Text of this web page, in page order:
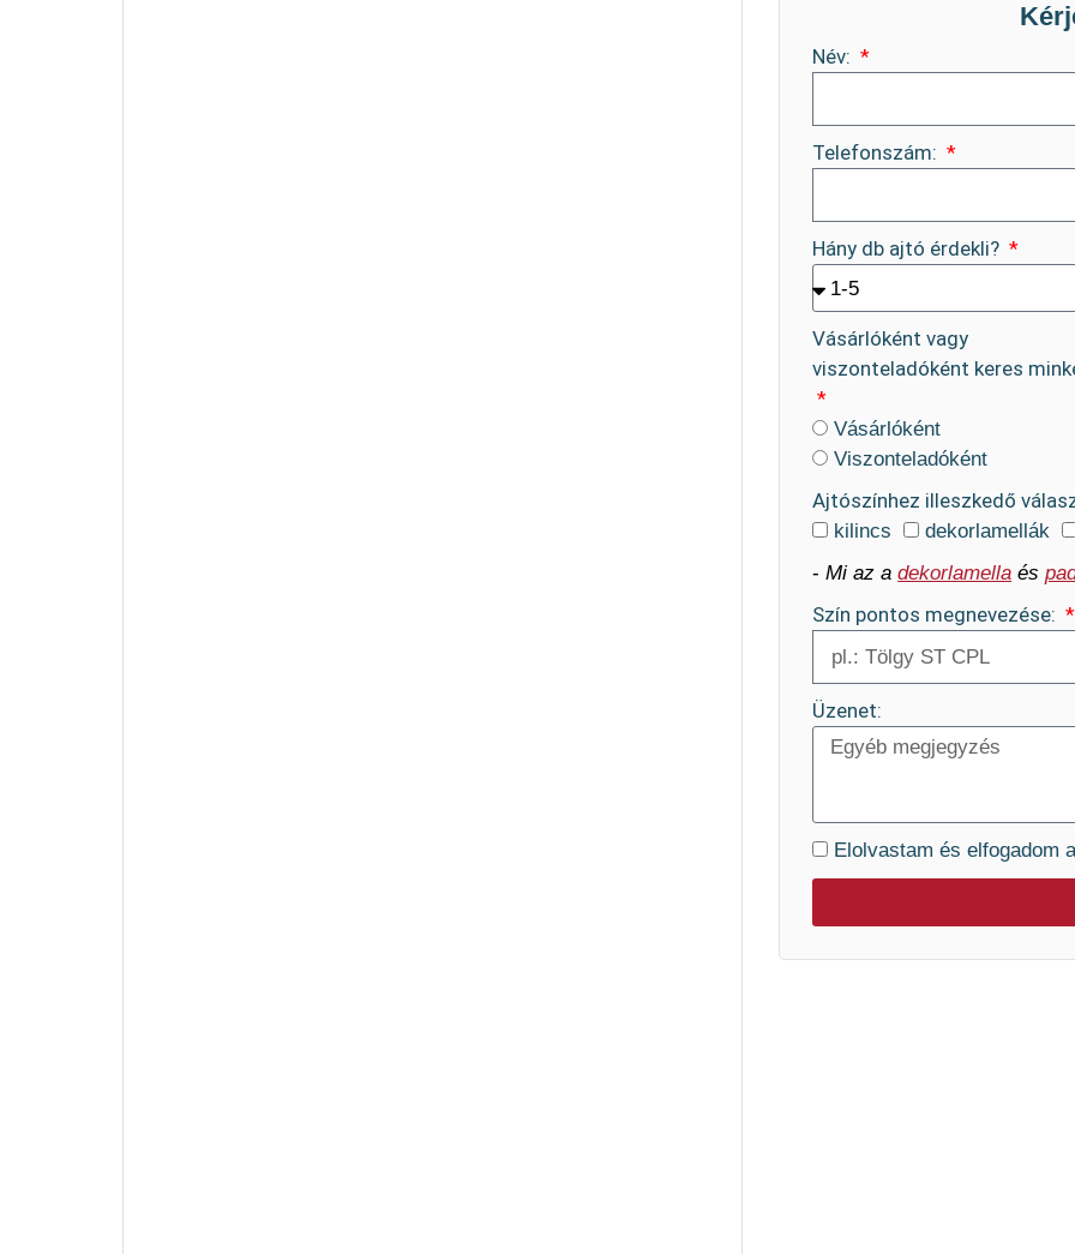
Név:
Telefonszám:
Hány db ajtó érdekli?
Vásárlóként vagy
viszonteladóként keres
Vásárlóként
Viszonteladóként
Ajtószínhez illeszkedő
kilincs dekorlamellák
-Mi az adekorlamella és
Szín pontos megnevezése:
Üzenet:
Elolvastam és elfogadom